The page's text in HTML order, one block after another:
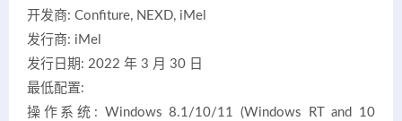
开发商: Confiture, NEXD, iMel
发行商: iMel
发行日期: 2022 年 3 月 30 日
最低配置:
操作系统: Windows 8.1/10/11 (Windows RT and 10